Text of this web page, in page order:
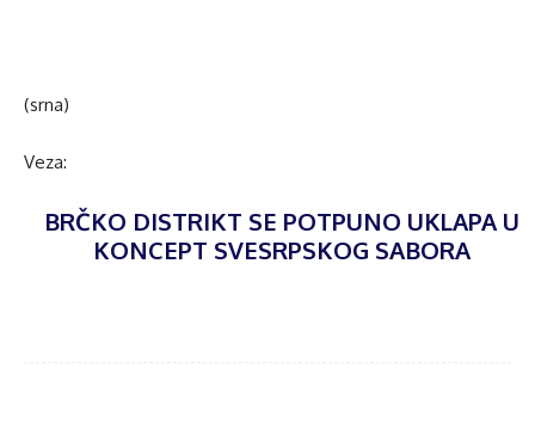
(srna)
Veza:
BRČKO DISTRIKT SE POTPUNO UKLAPA U
KONCEPT SVESRPSKOG SABORA